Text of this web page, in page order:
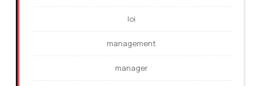
loi
management
manager